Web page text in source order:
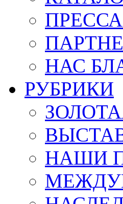
НАС
РУБРИКИ
НАШИ